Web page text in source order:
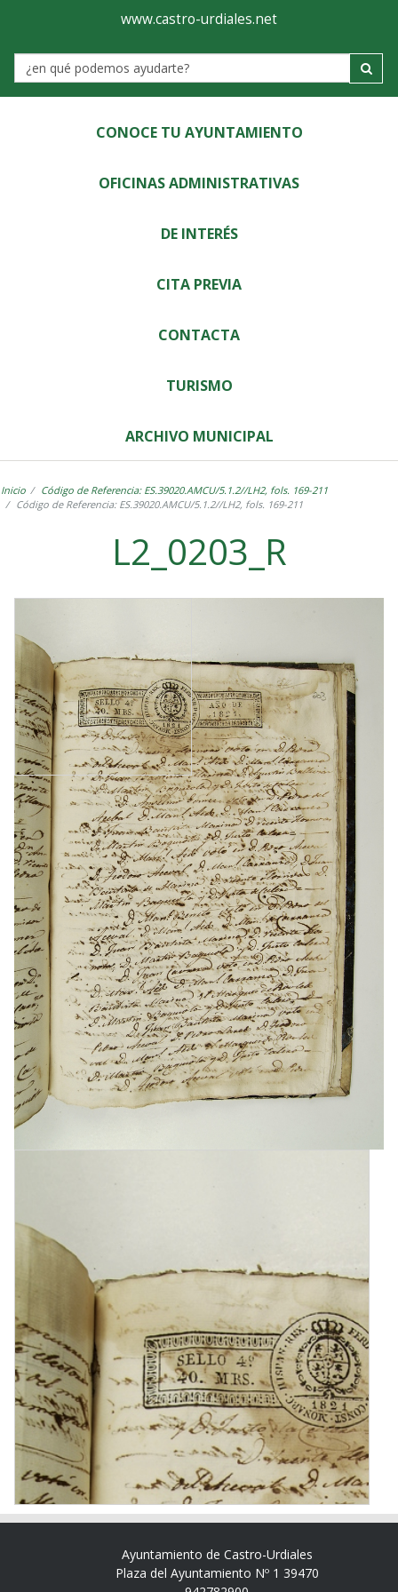
Ayuntamiento
de
Castro-
Urdiales
www.castro-urdiales.net
Label
CONOCE TU AYUNTAMIENTO
OFICINAS ADMINISTRATIVAS
DE INTERÉS
CITA PREVIA
CONTACTA
TURISMO
ARCHIVO MUNICIPAL
Inicio
Código de Referencia: ES.39020.AMCU/5.1.2//LH2, fols. 169-211
Código de Referencia: ES.39020.AMCU/5.1.2//LH2, fols. 169-211
L2_0203_R
Ayuntamiento de Castro-Urdiales
Plaza del Ayuntamiento Nº 1 39470